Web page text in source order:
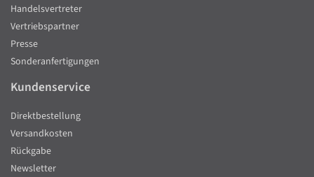
Handelsvertreter
Vertriebspartner
Presse
Sonderanfertigungen
Kundenservice
Direktbestellung
Versandkosten
Rückgabe
Newsletter